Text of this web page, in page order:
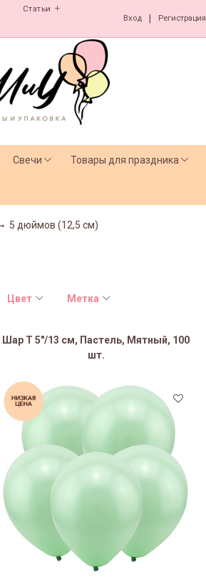
Статьи
Вход Регистрация
Свечи Товары для праздника
5 дюймов (12,5 см)
Цвет Метка
Шар Т 5"/13 см, Пастель, Мятный, 100
шт.